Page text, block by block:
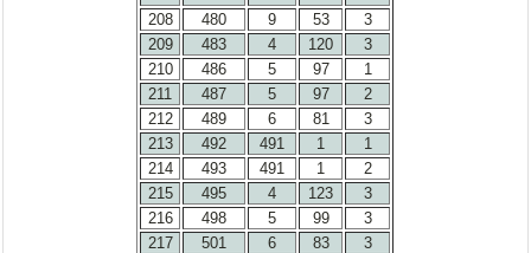
208
480 9 53
3
209
483 4 120
3
210
486 5 97
1
211
487 5 97
2
212
489 6 81
3
213
492 491 1
1
214
493 491 1
2
215
495 4 123
3
216
498 5 99
3
217
501 6 83
3